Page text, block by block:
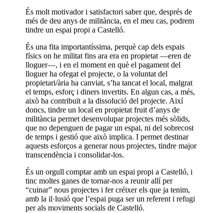
És molt motivador i satisfactori saber que, després de
més de deu anys de militància, en el meu cas, podrem
tindre un espai propi a Castelló.
És una fita importantíssima, perquè cap dels espais
físics on he militat fins ara era en propietat —eren de
lloguer—, i en el moment en què el pagament del
lloguer ha ofegat el projecte, o la voluntat del
propietari/ària ha canviat, s’ha tancat el local, malgrat
el temps, esforç i diners invertits. En algun cas, a més,
això ha contribuït a la dissolució del projecte. Així
doncs, tindre un local en propietat fruit d’anys de
militància permet desenvolupar projectes més sòlids,
que no depenguen de pagar un espai, ni del sobrecost
de temps i gestió que això implica. I permet destinar
aquests esforços a generar nous projectes, tindre major
transcendència i consolidar-los.
És un orgull comptar amb un espai propi a Castelló, i
tinc moltes ganes de tornar-nos a reunir allí per
“cuinar” nous projectes i fer créixer els que ja tenim,
amb la il·lusió que l’espai puga ser un referent i refugi
per als moviments socials de Castelló.